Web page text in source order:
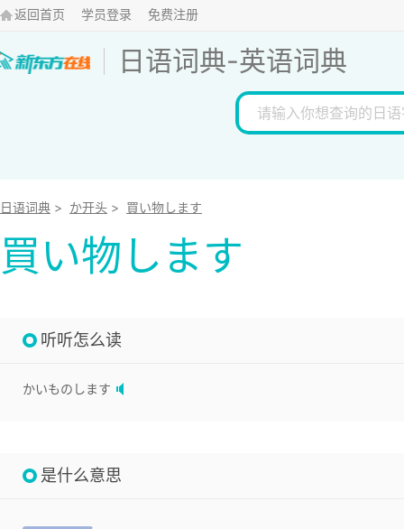
返回首页 学员登录 免费注册
日语词典-英语词典
日语词典 > か开头 > 買い物します
買い物します
听听怎么读
かいものします
是什么意思